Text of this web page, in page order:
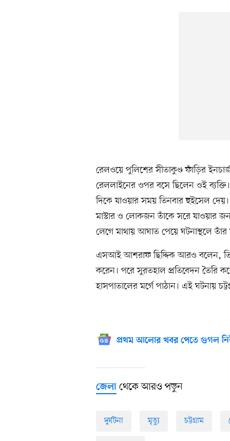
রেলওয়ে পুলিশের সীতাকুণ্ড ফাঁড়ির
রেললাইনের ওপর বসে ছিলেন ওই ব্যক্তি।
দিকে যাওয়ার সময় তিনবার হুইসেল
মাস্টার ও লোকজন তাঁকে সরে যাওয়ার
লেগে মাথায় আঘাত পেয়ে ঘটনাস্থলে তাঁর
এসআই আশরাফ ছিদ্দিক আরও বলেন,
করেন। পরে সুরতহাল প্রতিবেদন তৈরি
হাসপাতালের মর্গে পাঠান। এই ঘটনায়
প্রথম আলোর খবর পেতে গুগল
জেলা থেকে আরও পড়ুন
দুর্ঘটনা মৃত্যু চট্টগ্রাম